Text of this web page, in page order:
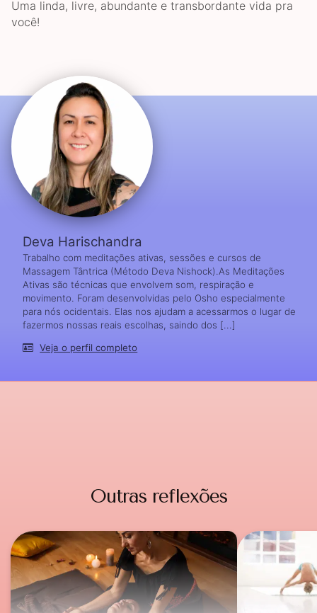
Uma linda, livre, abundante e transbordante vida pra
você!
Deva Harischandra
Trabalho com meditações ativas, sessões e cursos de
Massagem Tântrica (Método Deva Nishock).As Meditações
Ativas são técnicas que envolvem som, respiração e
movimento. Foram desenvolvidas pelo Osho especialmente
para nós ocidentais. Elas nos ajudam a acessarmos o lugar de
fazermos nossas reais escolhas, saindo dos [...]
Veja o perfil completo
Outras reflexões